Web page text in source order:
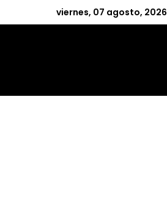
viernes, 07 agosto, 2026